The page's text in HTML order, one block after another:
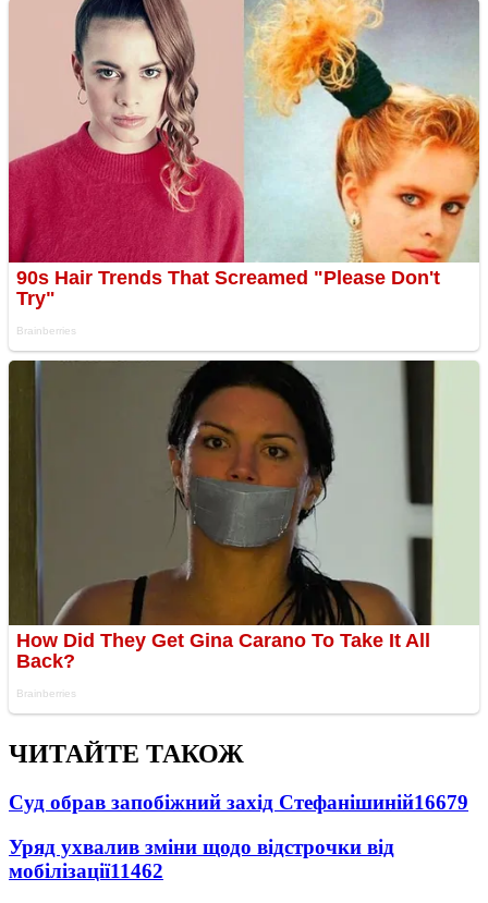
ЧИТАЙТЕ ТАКОЖ
Суд обрав запобіжний захід Стефанішиній16679
Уряд ухвалив зміни щодо відстрочки від
мобілізації11462